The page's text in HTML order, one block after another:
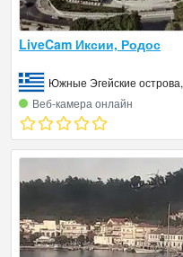
LiveCam Иксии, Родос
Южные Эгейские
Веб‑камера онлайн